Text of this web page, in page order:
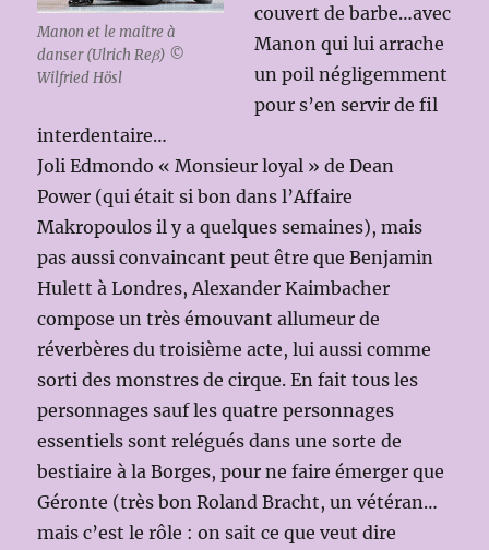
Manon et le maître à
danser (Ulrich Reβ) ©
Wilfried Hösl
couvert de barbe…avec
Manon qui lui arrache
un poil négligemment
pour s’en servir de fil
interdentaire…
Joli Edmondo « Monsieur loyal » de Dean
Power (qui était si bon dans l’Affaire
Makropoulos il y a quelques semaines), mais
pas aussi convaincant peut être que Benjamin
Hulett à Londres, Alexander Kaimbacher
compose un très émouvant allumeur de
réverbères du troisième acte, lui aussi comme
sorti des monstres de cirque. En fait tous les
personnages sauf les quatre personnages
essentiels sont relégués dans une sorte de
bestiaire à la Borges, pour ne faire émerger que
Géronte (très bon Roland Bracht, un vétéran…
mais c’est le rôle : on sait ce que veut dire